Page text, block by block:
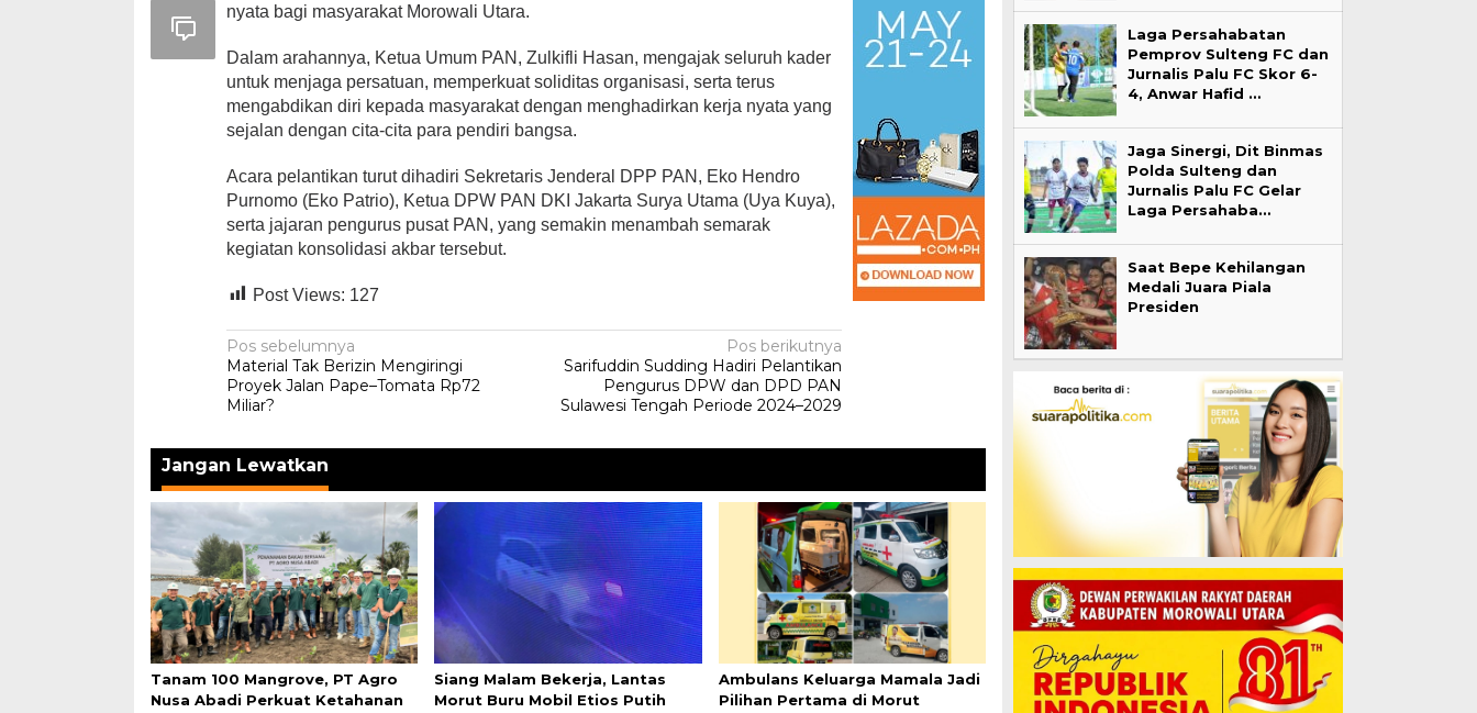
nyata bagi masyarakat Morowali Utara.
Dalam arahannya, Ketua Umum PAN, Zulkifli Hasan, mengajak seluruh kader
untuk menjaga persatuan, memperkuat soliditas organisasi, serta terus
mengabdikan diri kepada masyarakat dengan menghadirkan kerja nyata yang
sejalan dengan cita-cita para pendiri bangsa.
Acara pelantikan turut dihadiri Sekretaris Jenderal DPP PAN, Eko Hendro
Purnomo (Eko Patrio), Ketua DPW PAN DKI Jakarta Surya Utama (Uya Kuya),
serta jajaran pengurus pusat PAN, yang semakin menambah semarak
kegiatan konsolidasi akbar tersebut.
Post Views: 127
Navigasi
pos
Pos sebelumnya
Material Tak Berizin Mengiringi
Proyek Jalan Pape–Tomata Rp72
Miliar?
Pos berikutnya
Sarifuddin Sudding Hadiri Pelantikan
Pengurus DPW dan DPD PAN
Sulawesi Tengah Periode 2024–2029
Jangan Lewatkan
Tanam 100 Mangrove, PT Agro
Nusa Abadi Perkuat Ketahanan
Siang Malam Bekerja, Lantas
Morut Buru Mobil Etios Putih
Ambulans Keluarga Mamala Jadi
Pilihan Pertama di Morut
Laga Persahabatan
Pemprov Sulteng FC dan
Jurnalis Palu FC Skor 6-
4, Anwar Hafid …
Jaga Sinergi, Dit Binmas
Polda Sulteng dan
Jurnalis Palu FC Gelar
Laga Persahaba…
Saat Bepe Kehilangan
Medali Juara Piala
Presiden